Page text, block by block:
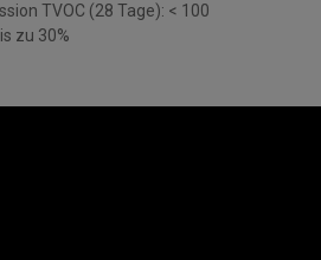
TVOC (28 Tage): < 100
zu 30%